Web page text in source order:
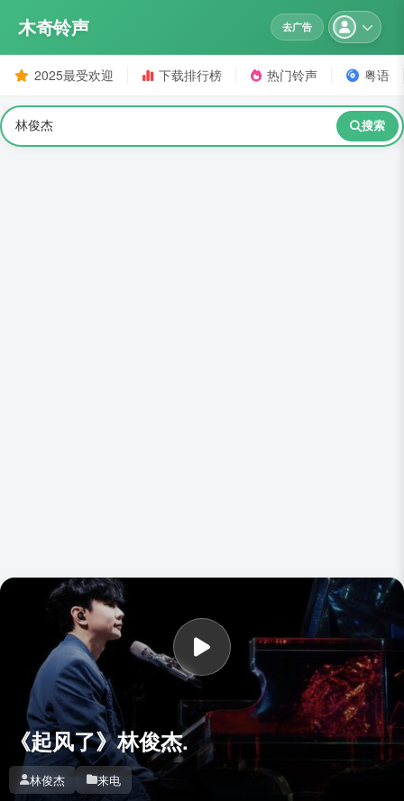
木奇铃声 去广告
2025最受欢迎 下载排行榜 热门铃声 粤语
搜索
《起风了》林俊杰.
林俊杰 来电